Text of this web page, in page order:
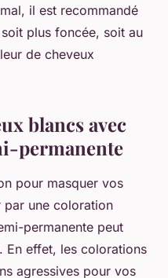
il est recommandé
plus foncée, soit au
de cheveux
blancs avec
permanente
pour masquer vos
par une coloration
permanente peut
En effet, les colorations
agressives pour vos